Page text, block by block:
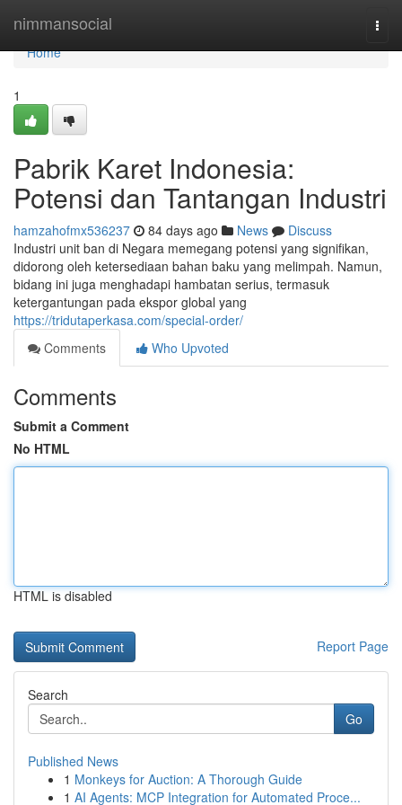
nimmansocial
Home
Home
1
Pabrik Karet Indonesia:
Potensi dan Tantangan Industri
hamzahofmx536237 84 days ago News
Discuss
Industri unit ban di Negara memegang potensi yang signifikan,
didorong oleh ketersediaan bahan baku yang melimpah. Namun,
bidang ini juga menghadapi hambatan serius, termasuk
ketergantungan pada ekspor global yang
https://tridutaperkasa.com/special-order/
Comments
Who Upvoted
Comments
Submit a Comment
No HTML
HTML is disabled
Report Page
Search
Go
Published News
1 Monkeys for Auction: A Thorough Guide
1 AI Agents: MCP Integration for Automated Proce...